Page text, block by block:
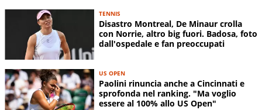
TENNIS
Disastro Montreal, De Minaur crolla
con Norrie, altro big fuori. Badosa, foto
dall'ospedale e fan preoccupati
US OPEN
Paolini rinuncia anche a Cincinnati e
sprofonda nel ranking. "Ma voglio
essere al 100% allo US Open"